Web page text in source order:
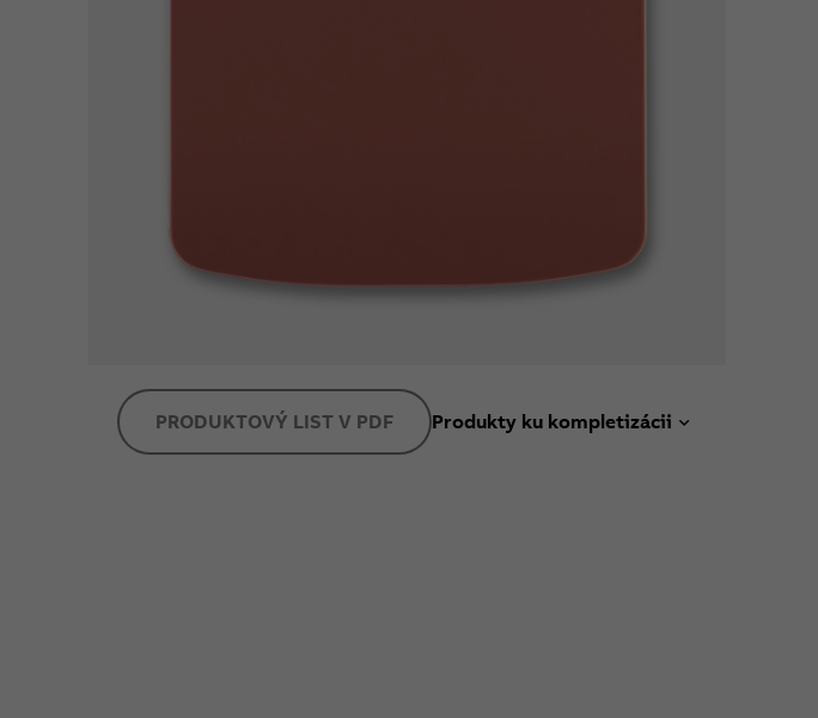
PRODUKTOVÝ LIST V PDF Produkty ku kompletizácii